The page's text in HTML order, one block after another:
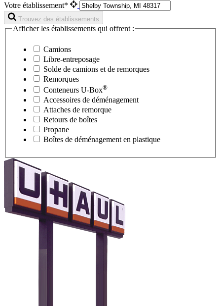
Votre établissement*
Trouvez des établissements
Afficher les établissements qui offrent :
Camions
Libre-entreposage
Solde de camions et de remorques
Remorques
Conteneurs U-Box®
Accessoires de déménagement
Attaches de remorque
Retours de boîtes
Propane
Boîtes de déménagement en plastique